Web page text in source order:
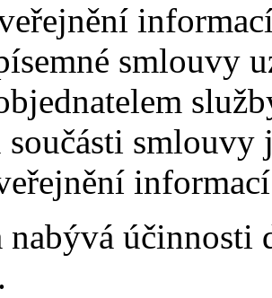
smlouvy
nabývá účinnosti